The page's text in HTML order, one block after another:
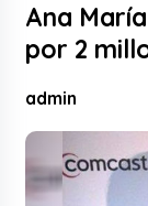
Ana
por 2
admin